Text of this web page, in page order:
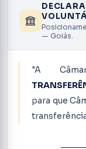
— Goiás.
"A
para que